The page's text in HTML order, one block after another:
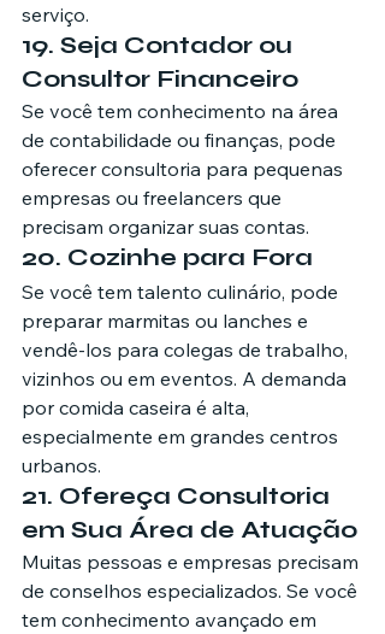
serviço.
19. Seja Contador ou
Consultor Financeiro
Se você tem conhecimento na área
de contabilidade ou finanças, pode
oferecer consultoria para pequenas
empresas ou freelancers que
precisam organizar suas contas.
20. Cozinhe para Fora
Se você tem talento culinário, pode
preparar marmitas ou lanches e
vendê-los para colegas de trabalho,
vizinhos ou em eventos. A demanda
por comida caseira é alta,
especialmente em grandes centros
urbanos.
21. Ofereça Consultoria
em Sua Área de Atuação
Muitas pessoas e empresas precisam
de conselhos especializados. Se você
tem conhecimento avançado em